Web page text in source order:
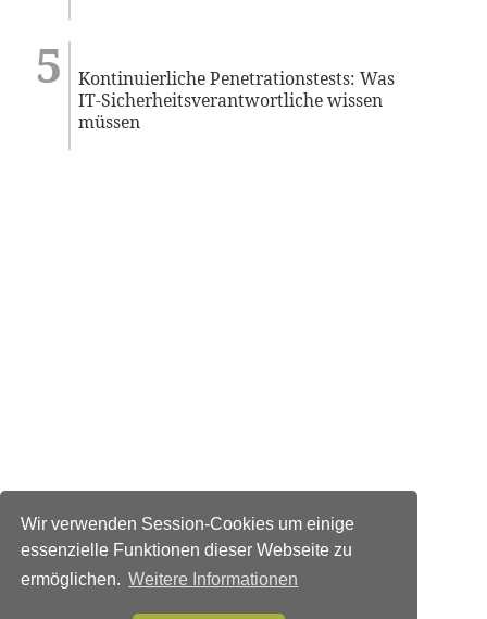
Wir verwenden Session-Cookies um einige
essenzielle Funktionen dieser Webseite zu
ermöglichen. Weitere Informationen
Kontinuierliche Penetrationstests: Was
IT-Sicherheitsverantwortliche wissen
müssen